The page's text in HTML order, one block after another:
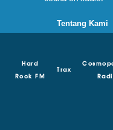
Tentang Kami
Hard
Rock FM
Trax